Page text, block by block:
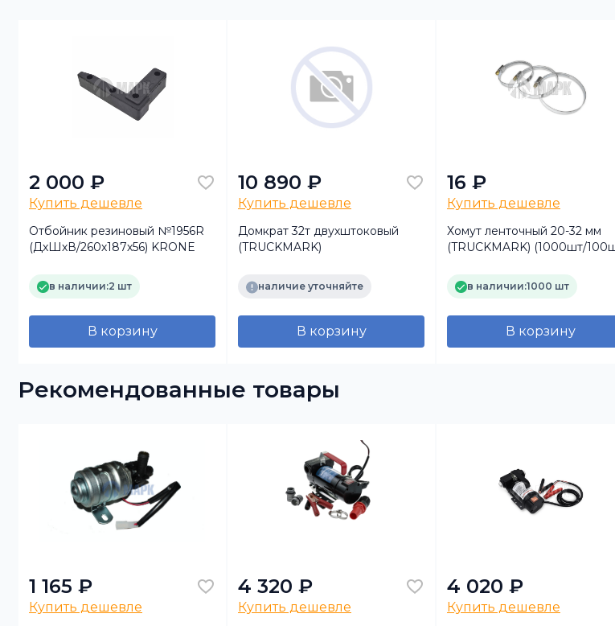
2 000 ₽
Купить дешевле
Отбойник резиновый №1956R
(ДхШхВ/260х187х56) KRONE
в наличии:2 шт
В корзину
10 890 ₽
Купить дешевле
Домкрат 32т двухштоковый
(TRUCKMARK)
наличие уточняйте
В корзину
16 ₽
Купить дешевле
Хомут ленточный 20-32 мм
(TRUCKMARK) (1000шт/
в наличии:1000 шт
В корзину
Рекомендованные товары
1 165 ₽
Купить дешевле
4 320 ₽
Купить дешевле
4 020 ₽
Купить дешевле